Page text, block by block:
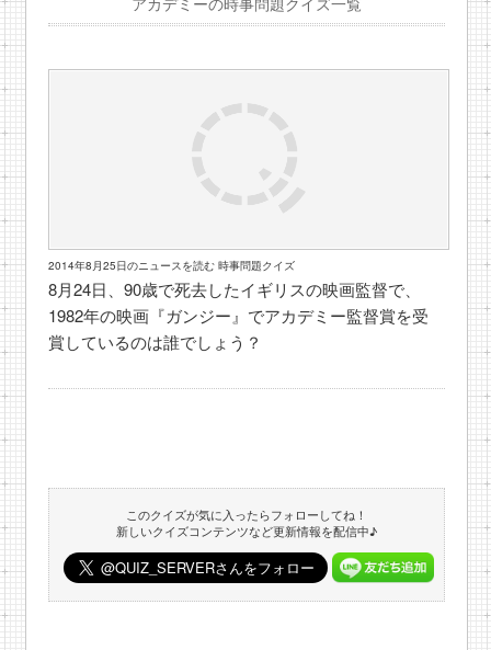
2014年8月25日のニュースを読む 時事問題クイズ
8月24日、90歳で死去したイギリスの映画監督で、
1982年の映画『ガンジー』でアカデミー監督賞を受
賞しているのは誰でしょう？
このクイズが気に入ったらフォローしてね！
新しいクイズコンテンツなど更新情報を配信中♪